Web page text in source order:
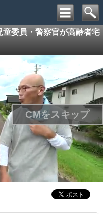
委員・警察官が高齢者宅